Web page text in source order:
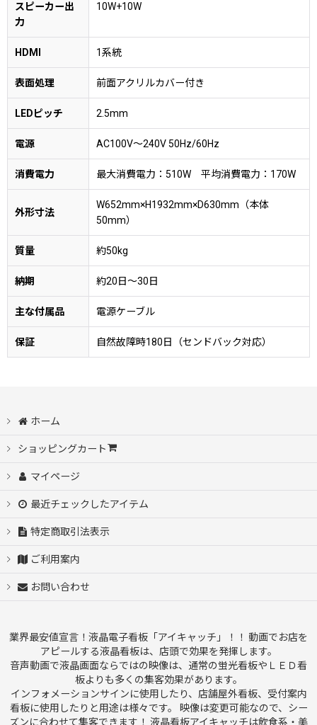
スピーカー出
力
10W+10W
HDMI 1系統
表面処理 前面アクリルカバー付き
LEDピッチ 2.5mm
電源 AC100V〜240V 50Hz/60Hz
消費電力 最大消費電力：510W 平均消費電力：170W
外形寸法
W652mm×H1932mm×D630mm（本体
50mm）
質量 約50kg
納期 約20日〜30日
主な付属品 電源ケーブル
保証 自然故障時180日（センドバック対応）
ホーム
ショッピングカート
マイページ
最近チェックしたアイテム
特定商取引法表示
ご利用案内
お問い合わせ
業界最安値宣言！液晶電子看板「アイキャッチ」！！ 動画でお店を
アピールする液晶看板は、店頭で効果を発揮します。
音声動画で液晶画面ならではの映像は、通常の蛍光看板やＬＥＤ看
板よりも多くの集客効果があります。
インフォメーションサインに使用したり、店舗屋外看板、受付案内
看板に使用したりと用途は様々です。 映像は変更可能なので、シー
ズンに合わせて集客できます！ 液晶看板アイキャッチは飲食系・美